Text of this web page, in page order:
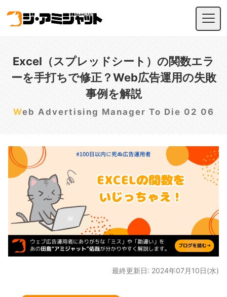
Excel（スプレッドシート）の関数エラ
ーを手打ちで修正？Web広告運用の失敗
事例を解説
Web Advertising Manager To Die 02 06
最終更新日: 2024年07月10日(水)